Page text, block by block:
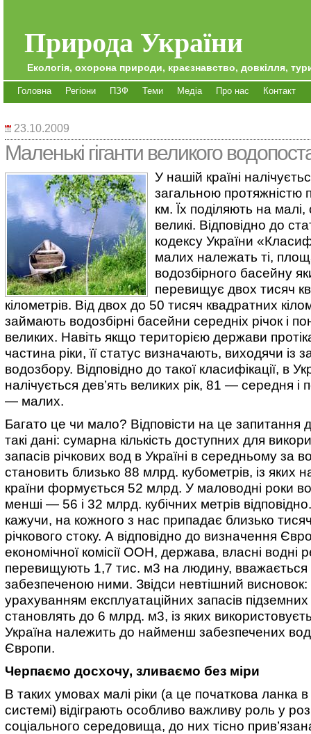
Природа України
Екологія, охорона природи, краєзнавство, довкілля,
Головна Регіони ПЗФ Теми Медіа Про нас Контакт
23.10.2009
Маленькі гіганти великого
У нашій країні
загальною протяжністю
км. Їх поділяють на малі,
великі. Відповідно до
кодексу України
малих належать ті,
водозбірного басейну
перевищує двох тисяч
кілометрів. Від двох до 50 тисяч квадратних
займають водозбірні басейни середніх річок і
великих. Навіть якщо територією держави
частина ріки, її статус визначають, виходячи із
водозбору. Відповідно до такої класифікації, в
налічується дев’ять великих рік, 81 — середня і
— малих.
Багато це чи мало? Відповісти на це запитання
такі дані: сумарна кількість доступних для
запасів річкових вод в Україні в середньому за
становить близько 88 млрд. кубометрів, із яких
країни формується 52 млрд. У маловодні роки
менші — 56 і 32 млрд. кубічних метрів
кажучи, на кожного з нас припадає близько
річкового стоку. А відповідно до визначення
економічної комісії ООН, держава, власні водні
перевищують 1,7 тис. м3 на людину, вважається
забезпеченою ними. Звідси невтішний висновок:
урахуванням експлуатаційних запасів підземних
становлять до 6 млрд. м3, із яких
Україна належить до найменш забезпечених
Європи.
Черпаємо досхочу, зливаємо без міри
В таких умовах малі ріки (а це початкова ланка в
системі) відіграють особливо важливу роль у
соціального середовища, до них тісно